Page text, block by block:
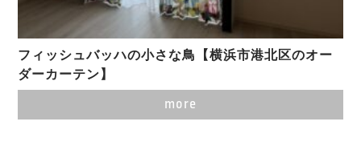
フィッシュバッハの小さな鳥【横浜市港北区のオー
ダーカーテン】
more